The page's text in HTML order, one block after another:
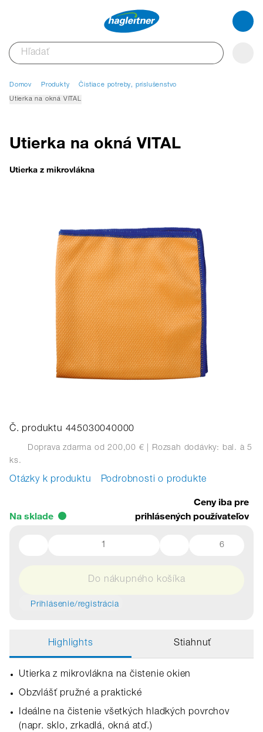
Domov Produkty Čistiace potreby, príslušenstvo
Utierka na okná VITAL
Utierka na okná VITAL
Utierka z mikrovlákna
Č. produktu 445030040000
Doprava zdarma od 200,00 € | Rozsah dodávky: bal. à 5
ks.
Otázky k produktu Podrobnosti o produkte
Na sklade
Ceny iba pre
prihlásených používateľov
6
Do nákupného košíka
Prihlásenie/registrácia
Highlights Stiahnuť
Utierka z mikrovlákna na čistenie okien
Obzvlášť pružné a praktické
Ideálne na čistenie všetkých hladkých povrchov
(napr. sklo, zrkadlá, okná atď.)